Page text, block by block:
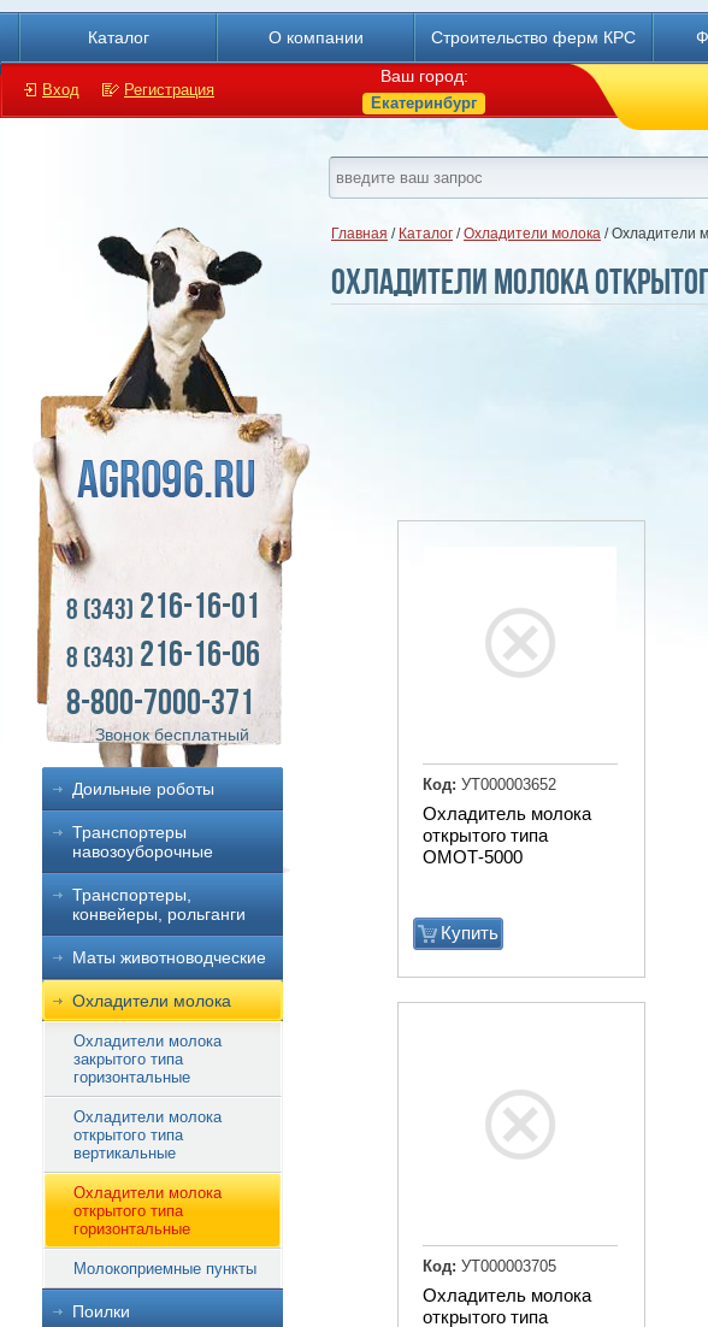
Каталог О компании Строительство ферм КРС
Вход Регистрация
Ваш город:
Екатеринбург
8 (343) 216-16-01
8 (343) 216-16-06
8-800-7000-371
Звонок бесплатный
Доильные роботы
Транспортеры
навозоуборочные
Транспортеры,
конвейеры, рольганги
Маты животноводческие
Охладители молока
Охладители молока
закрытого типа
горизонтальные
Охладители молока
открытого типа
вертикальные
Охладители молока
открытого типа
горизонтальные
Молокоприемные пункты
Поилки
Главная / Каталог /Охладители молока / Охладители
Охладители молока
Охладитель молока
открытого типа
ОМОТ-5000
Купить
Код: УТ000003652
Охладитель молока
открытого типа
Код: УТ000003705